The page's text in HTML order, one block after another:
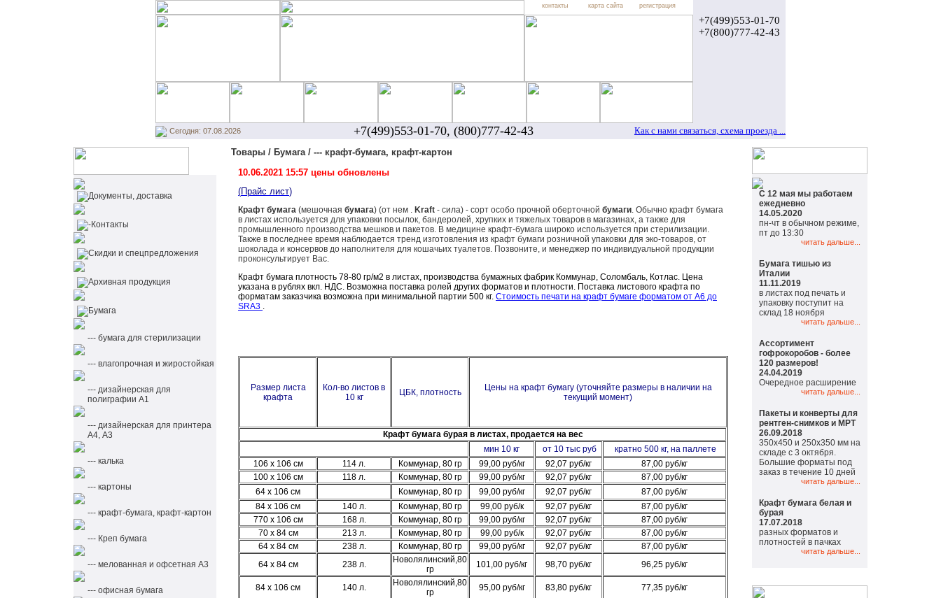
контакты карта сайта регистрация
+7(499)553-01-70
+7(800)777-42-43
Сегодня: 07.08.2026 +7(499)553-01-70, (800)777-42-43 Как с нами связаться, схема проезда ...
Документы, доставка
-Контакты
Cкидки и спецпредложения
Архивная продукция
Бумага
--- бумага для стерилизации
--- влагопрочная и жиростойкая
--- дизaйнeрская для
полиграфии А1
--- дизайнерская для принтера
А4, А3
--- калька
--- картоны
--- крафт-бумага, крафт-картон
--- Креп бумага
--- мелованная и офсетная A3
--- офисная бумага
Товары / Бумага / --- крафт-бумага, крафт-картон
10.06.2021 15:57 цены обновлены
(Прайс лист)
Крафт бумага (мешочная бумага) (от нем . Kraft - сила) - сорт особо прочной оберточной бумаги. Обычно крафт бумага
в листах используется для упаковки посылок, бандеролей, хрупких и тяжелых товаров в магазинах, а также для
промышленного производства мешков и пакетов. В медицине крафт-бумага широко используется при стерилизации.
Также в последнее время наблюдается тренд изготовления из крафт бумаги розничной упаковки для эко-товаров, от
шоколада и консервов до наполнителя для кошачьих туалетов. Позвоните, и менеджер по индивидуальной продукции
проконсультирует Вас.
Крафт бумага плотность 78-80 гр/м2 в листах, производства бумажных фабрик Коммунар, Соломбаль, Котлас. Цена
указана в рублях вкл. НДС. Возможна поставка ролей других форматов и плотности. Поставка листового крафта по
форматам заказчика возможна при минимальной партии 500 кг. Стоимость печати на крафт бумаге форматом от А6 до
SRA3 .
Размер листа
крафта
Кол-во листов в
10 кг
ЦБК, плотность
Цены на крафт бумагу (уточняйте размеры в наличии на
текущий момент)
Крафт бумага бурая в листах, продается на вес
мин 10 кг
от 10 тыс руб
кратно 500 кг, на паллете
106 х 106 см
114 л. Коммунар, 80 гр 99,00 руб/кг 92,07 руб/кг
87,00 руб/кг
100 х 106 см
118 л. Коммунар, 80 гр 99,00 руб/кг 92,07 руб/кг
87,00 руб/кг
64 х 106 см
Коммунар, 80 гр 99,00 руб/кг 92,07 руб/кг
87,00 руб/кг
84 х 106 см
140 л. Коммунар, 80 гр 99,00 руб/к 92,07 руб/кг
87,00 руб/кг
770 х 106 см
168 л. Коммунар, 80 гр 99,00 руб/кг 92,07 руб/кг
87,00 руб/кг
70 х 84 см
213 л. Коммунар, 80 гр 99,00 руб/к 92,07 руб/кг
87,00 руб/кг
64 х 84 см
238 л. Коммунар, 80 гр 99,00 руб/кг 92,07 руб/кг
87,00 руб/кг
64 х 84 см
238 л.
Новолялинский,80
гр
101,00 руб/кг 98,70 руб/кг 96,25 руб/кг
84 х 106 см 140 л.
Новолялинский,80
гр
95,00 руб/кг 83,80 руб/кг
77,35 руб/кг
С 12 мая мы работаем
ежедневно
14.05.2020
пн-чт в обычном режиме,
пт до 13:30
читать дальше...
Бумага тишью из
Италии
11.11.2019
в листах под печать и
упаковку поступит на
склад 18 ноября
читать дальше...
Ассортимент
гофрокоробов - более
120 размеров!
24.04.2019
Очередное расширение
читать дальше...
Пакеты и конверты для
рентген-снимков и МРТ
26.09.2018
350х450 и 250х350 мм на
складе с 3 октября.
Большие форматы под
заказ в течение 10 дней
читать дальше...
Крафт бумага белая и
бурая
17.07.2018
разных форматов и
плотностей в пачках
читать дальше...